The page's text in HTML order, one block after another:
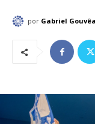
por Gabriel Gouvêa